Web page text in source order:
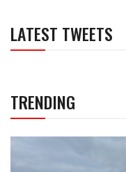
LATEST TWEETS
TRENDING